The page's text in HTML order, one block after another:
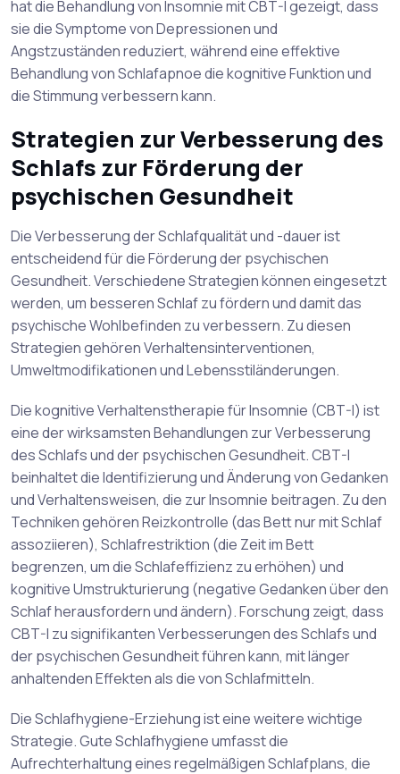
hat die Behandlung von Insomnie mit CBT-I gezeigt, dass
sie die Symptome von Depressionen und
Angstzuständen reduziert, während eine effektive
Behandlung von Schlafapnoe die kognitive Funktion und
die Stimmung verbessern kann.
Strategien zur Verbesserung des
Schlafs zur Förderung der
psychischen Gesundheit
Die Verbesserung der Schlafqualität und -dauer ist
entscheidend für die Förderung der psychischen
Gesundheit. Verschiedene Strategien können eingesetzt
werden, um besseren Schlaf zu fördern und damit das
psychische Wohlbefinden zu verbessern. Zu diesen
Strategien gehören Verhaltensinterventionen,
Umweltmodifikationen und Lebensstiländerungen.
Die kognitive Verhaltenstherapie für Insomnie (CBT-I) ist
eine der wirksamsten Behandlungen zur Verbesserung
des Schlafs und der psychischen Gesundheit. CBT-I
beinhaltet die Identifizierung und Änderung von Gedanken
und Verhaltensweisen, die zur Insomnie beitragen. Zu den
Techniken gehören Reizkontrolle (das Bett nur mit Schlaf
assoziieren), Schlafrestriktion (die Zeit im Bett
begrenzen, um die Schlafeffizienz zu erhöhen) und
kognitive Umstrukturierung (negative Gedanken über den
Schlaf herausfordern und ändern). Forschung zeigt, dass
CBT-I zu signifikanten Verbesserungen des Schlafs und
der psychischen Gesundheit führen kann, mit länger
anhaltenden Effekten als die von Schlafmitteln.
Die Schlafhygiene-Erziehung ist eine weitere wichtige
Strategie. Gute Schlafhygiene umfasst die
Aufrechterhaltung eines regelmäßigen Schlafplans, die